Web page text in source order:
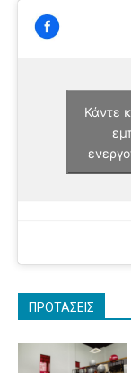
Κάντε
ΠΡΟΤΑΣΕΙΣ